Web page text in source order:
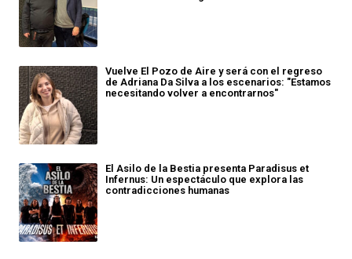
Vuelve El Pozo de Aire y será con el regreso
de Adriana Da Silva a los escenarios: "Estamos
necesitando volver a encontrarnos"
El Asilo de la Bestia presenta Paradisus et
Infernus: Un espectáculo que explora las
contradicciones humanas